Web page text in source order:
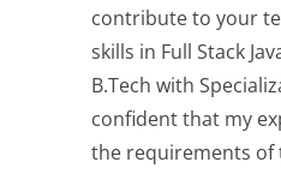
contribute to your
skills in Full Stack
B.Tech with
confident that my
the requirements of